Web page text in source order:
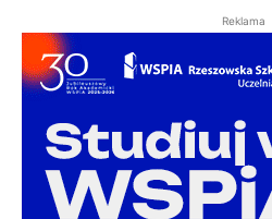
Reklama